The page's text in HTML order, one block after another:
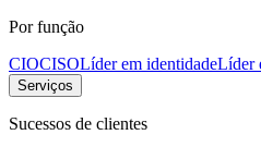
Por função
CIOCISOLíder em identidadeLíder
Serviços
Sucessos de clientes